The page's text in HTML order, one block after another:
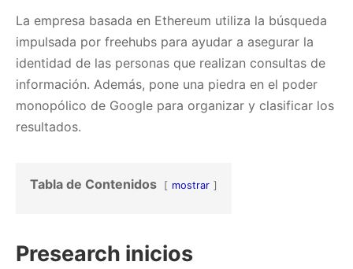
La empresa basada en Ethereum utiliza la búsqueda
impulsada por freehubs para ayudar a asegurar la
identidad de las personas que realizan consultas de
información. Además, pone una piedra en el poder
monopólico de Google para organizar y clasificar los
resultados.
Tabla de Contenidos mostrar
Presearch inicios